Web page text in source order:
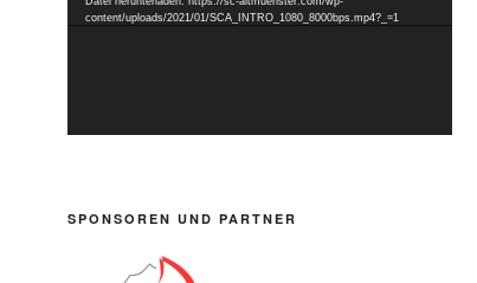
content/uploads/2021/01/SCA_INTRO_1080_8000bps.mp4?_=1
SPONSOREN UND PARTNER